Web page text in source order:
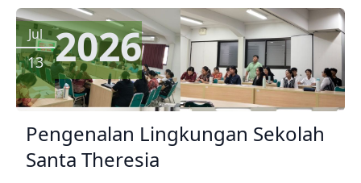
Jul
13 2026
Pengenalan Lingkungan Sekolah
Santa Theresia